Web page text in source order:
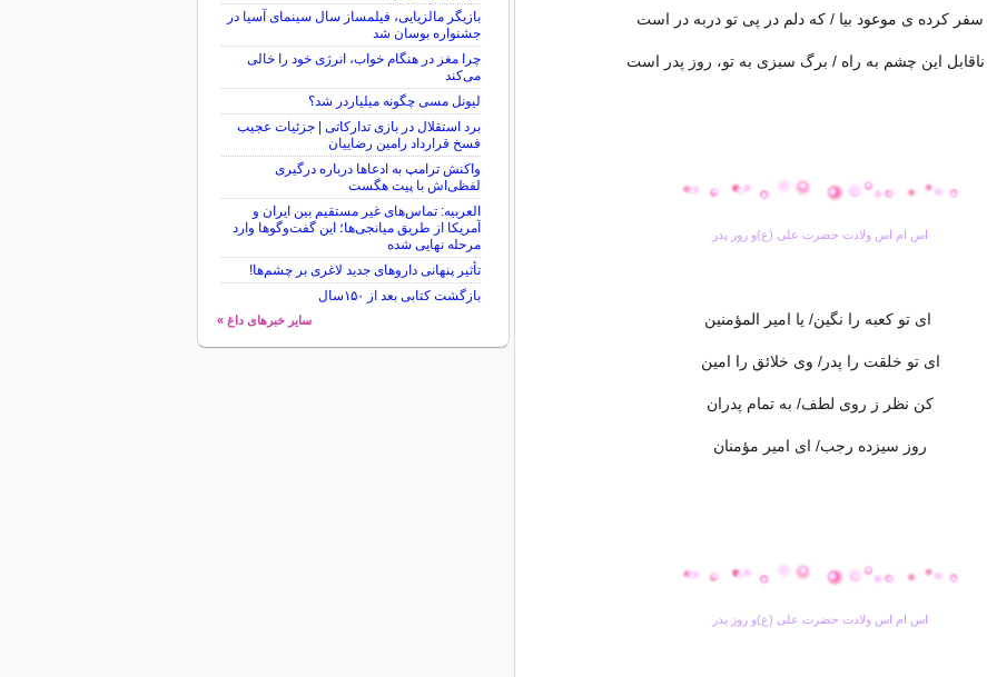
سفر کرده ی موعود بیا / که دلم در پی تو دربه در است
این چشم به راه / برگ سبزی به تو، روز پدر است
اس ام اس ولادت حضرت علی (ع)و روز پدر
ای تو کعبه را نگین/ یا امیر المؤمنین
ای تو خلقت را پدر/ وی خلائق را امین
کن نظر ز روی لطف/ به تمام پدران
روز سیزده رجب/ ای امیر مؤمنان
اس ام اس ولادت حضرت علی (ع)و روز پدر
بازیگر مالزیایی، فیلمساز سال سینمای آسیا در
جشنواره بوسان شد
چرا مغز در هنگام خواب، انرژی خود را خالی
می‌کند
لیونل مسی چگونه میلیاردر شد؟
برد استقلال در بازی تدارکاتی | جزئیات عجیب
فسخ قرارداد رامین رضاییان
واکنش ترامپ به ادعاها درباره درگیری
لفظی‌اش با پیت هگست
العربیه: تماس‌های غیر مستقیم بین ایران و
آمریکا از طریق میانجی‌ها؛ این گفت‌و‌گو‌ها وارد
مرحله نهایی شده
تأثیر پنهانی داروهای جدید لاغری بر چشم‌ها!
بازگشت کتابی بعد از ۱۵۰سال
سایر خبرهای داغ »